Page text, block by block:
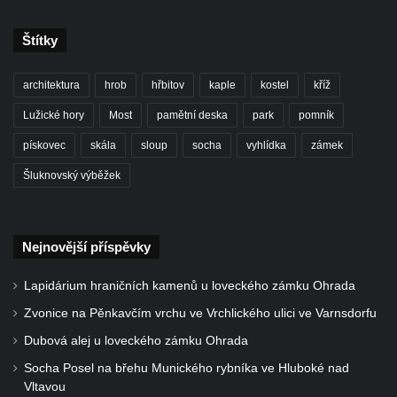
Povodňový sloup I. v Dobříni
Pamětní kámen vodního díla Josefův Důl
Socha svatého Floriána na domě čp. 3 v
Lavička Václava Havla v Pardubicích
Lavička Václava Havla v Novém Boru
Lavička Václava Havla v Krásné Lípě
Upoutávka JduHřebenovkou u parkoviště
na Mezní Louce
Kamenný obelisk na vyhlídce u Pravčické
Štítky
architektura hrob hřbitov kaple kostel kříž
Lužické hory Most pamětní deska park pomník
pískovec skála sloup socha vyhlídka zámek
Šluknovský výběžek
Nejnovější příspěvky
Lapidárium hraničních kamenů u loveckého zámku Ohrada
Zvonice na Pěnkavčím vrchu ve Vrchlického ulici ve Varnsdorfu
Dubová alej u loveckého zámku Ohrada
Socha Posel na břehu Munického rybníka ve Hluboké nad
Vltavou